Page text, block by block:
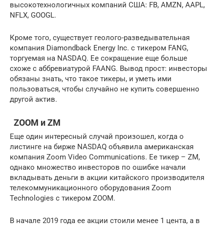
высокотехнологичных компаний США: FB, AMZN, AAPL,
NFLX, GOOGL.
Кроме того, существует геолого-разведывательная
компания Diamondback Energy Inc. с тикером FANG,
торгуемая на NASDAQ. Ее сокращение еще больше
схоже с аббревиатурой FAANG. Вывод прост: инвесторы
обязаны знать, что такое тикеры, и уметь ими
пользоваться, чтобы случайно не купить совершенно
другой актив.
ZOOM и ZM
Еще один интересный случай произошел, когда о
листинге на бирже NASDAQ объявила американская
компания Zoom Video Communications. Ее тикер – ZM,
однако множество инвесторов по ошибке начали
вкладывать деньги в акции китайского производителя
телекоммуникационного оборудования Zoom
Technologies с тикером ZOOM.
В начале 2019 года ее акции стоили менее 1 цента, а в